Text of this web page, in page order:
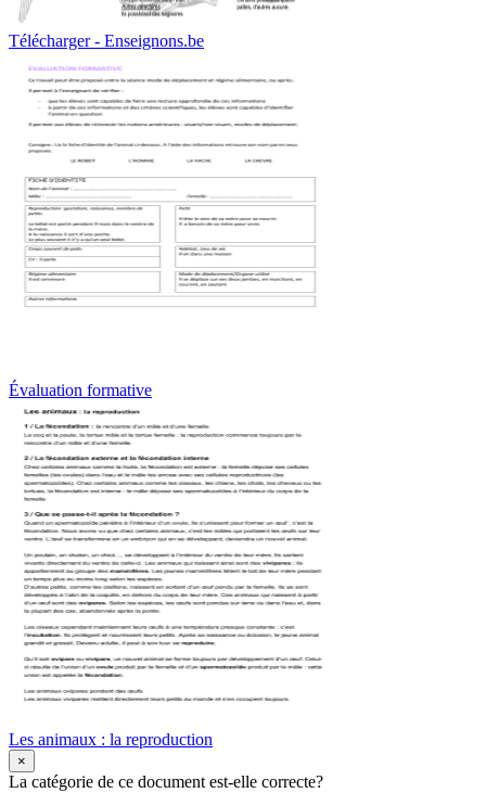
Télécharger - Enseignons.be
Évaluation formative
Les animaux : la reproduction
×
La catégorie de ce document est-elle correcte?